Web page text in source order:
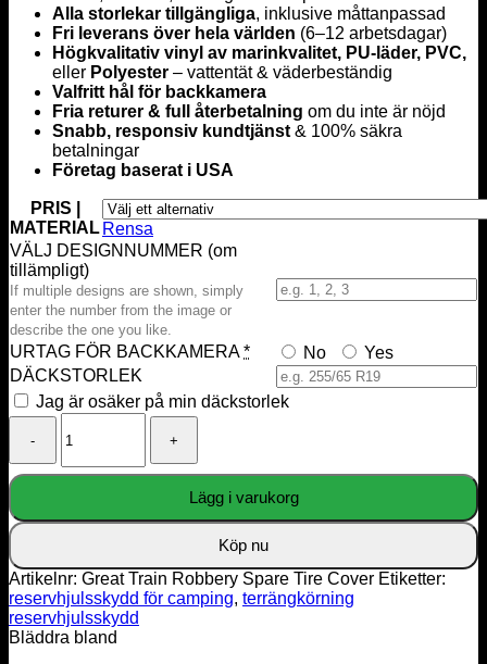
Alla storlekar tillgängliga, inklusive måttanpassad
Fri leverans över hela världen (6–12 arbetsdagar)
Högkvalitativ vinyl av marinkvalitet, PU-läder, PVC,
eller Polyester – vattentät & väderbeständig
Valfritt hål för backkamera
Fria returer & full återbetalning om du inte är nöjd
Snabb, responsiv kundtjänst & 100% säkra
betalningar
Företag baserat i USA
PRIS |
MATERIAL Rensa
VÄLJ DESIGNNUMMER (om
tillämpligt)
If multiple designs are shown, simply
enter the number from the image or
describe the one you like.
URTAG FÖR BACKKAMERA* No
Yes
DÄCKSTORLEK
Jag är osäker på min däckstorlek
Train
Spare
Cover
Lägg i varukorg
Köp nu
Artikelnr: Great Train Robbery Spare Tire Cover Etiketter:
reservhjulsskydd för camping, terrängkörning
reservhjulsskydd
Bläddra bland